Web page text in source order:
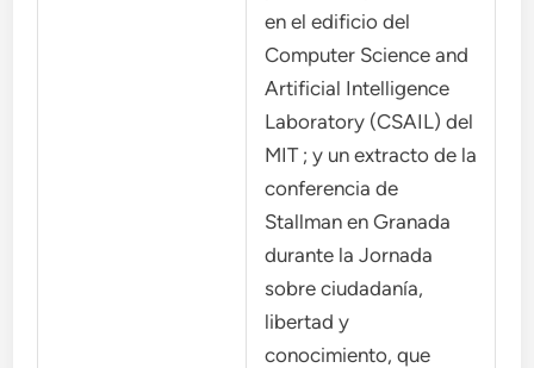
en el edificio del
Computer Science and
Artificial Intelligence
Laboratory (CSAIL) del
MIT ; y un extracto de la
conferencia de
Stallman en Granada
durante la Jornada
sobre ciudadanía,
libertad y
conocimiento, que